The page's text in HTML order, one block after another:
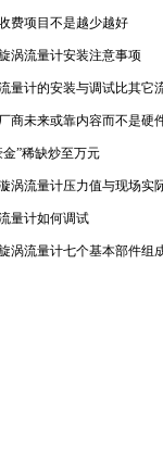
费项目不是越少越好
涡流量计安装注意事项
量计的安装与调试比其它
商未来或靠内容而不是硬
金”稀缺炒至万元
涡流量计压力值与现场实
量计如何调试
涡流量计七个基本部件组